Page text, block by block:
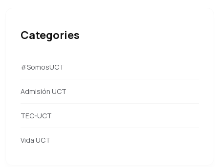
Categories
#SomosUCT
Admisión UCT
TEC-UCT
Vida UCT